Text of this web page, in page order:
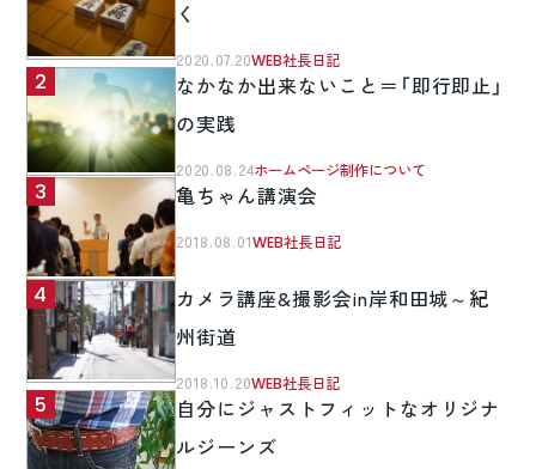
く
2020.07.20WEB社長日記
なかなか出来ないこと＝「即行即止」
の実践
2020.08.24ホームページ制作について
亀ちゃん講演会
2018.08.01WEB社長日記
カメラ講座&撮影会in岸和田城～紀
州街道
2018.10.20WEB社長日記
自分にジャストフィットなオリジナ
ルジーンズ